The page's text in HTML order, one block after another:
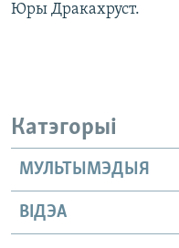
Юры Дракахруст.
Катэгорыі
МУЛЬТЫМЭДЫЯ
ВІДЭА